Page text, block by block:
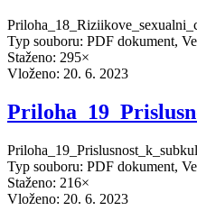
Typ souboru: PDF dokument,
Staženo: 295×
Vloženo: 20. 6. 2023
Typ souboru: PDF dokument,
Staženo: 216×
Vloženo: 20. 6. 2023